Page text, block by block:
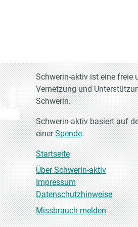
Schwerin-aktiv ist eine freie
Vernetzung und
Schwerin.
Schwerin-aktiv basiert auf
einerSpende.
Startseite
Über Schwerin-aktiv
Impressum
Datenschutzhinweise
Missbrauch melden